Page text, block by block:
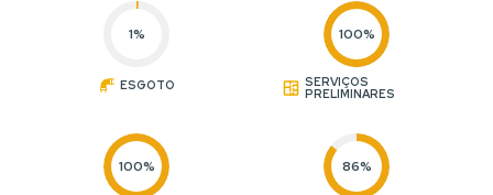
1%
ESGOTO
100%
SERVIÇOS
PRELIMINARES
100% 86%